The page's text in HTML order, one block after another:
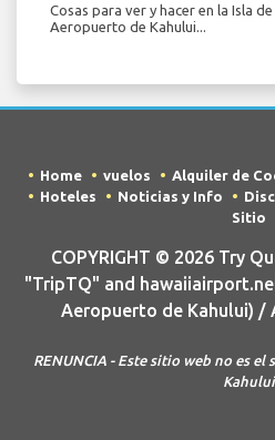
Cosas para ver y hacer en la Isla
Aeropuerto de Kahului...
Home vuelos Alquiler de
Hoteles
Noticias y Info
Sitio
COPYRIGHT © 2026 Try
"TripTQ" and
Aeropuerto de Kahului) /
RENUNCIA - Este sitio web no es
Kahului